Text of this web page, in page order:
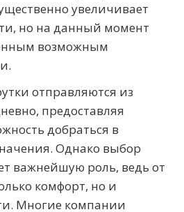
увеличивает
но на данный момент
возможным
отправляются из
предоставляя
добраться в
Однако выбор
важнейшую роль, ведь от
комфорт, но и
Многие компании